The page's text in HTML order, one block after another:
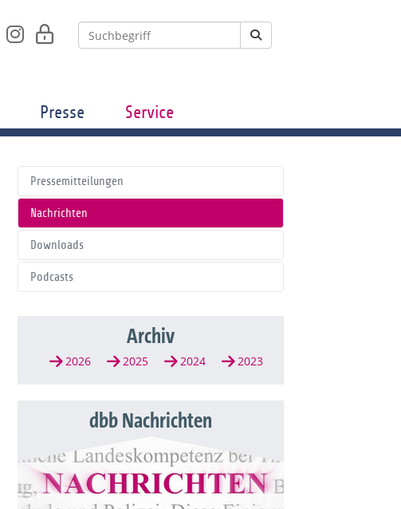
Presse Service
Pressemitteilungen
Nachrichten
Downloads
Podcasts
Archiv
2026 2025 2024 2023
dbb Nachrichten